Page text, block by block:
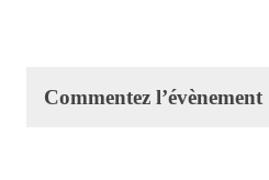
Commentez l’évènement